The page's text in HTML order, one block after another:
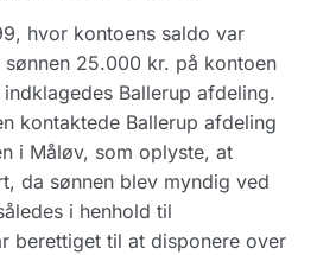
hvor kontoens saldo var
25.000 kr. på kontoen
Ballerup afdeling.
kontaktede Ballerup afdeling
i Måløv, som oplyste, at
da sønnen blev myndig ved
i henhold til
berettiget til at disponere over